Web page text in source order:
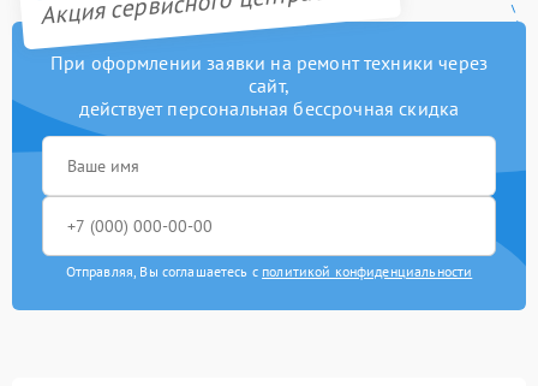
При оформлении заявки на ремонт техники через
сайт,
действует персональная бессрочная скидка
Отправляя, Вы соглашаетесь с политикой конфиденциальности